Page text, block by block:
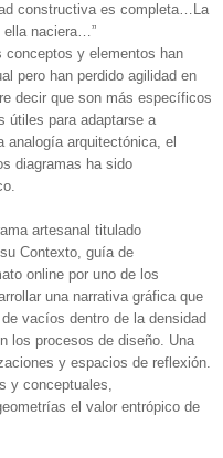
constructiva es completa…La
ella naciera…”
conceptos y elementos han
pero han perdido agilidad en
decir que son más específicos
útiles para adaptarse a
analogía arquitectónica, el
diagramas ha sido
artesanal titulado
Contexto, guía de
online por uno de los
una narrativa gráfica que
vacíos dentro de la densidad
los procesos de diseño. Una
y espacios de reflexión.
y conceptuales,
el valor entrópico de